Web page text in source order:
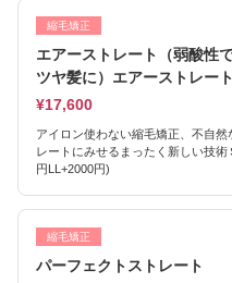
縮毛矯正
エアーストレート（弱酸性
ツヤ髪に）エアーストレー
¥17,600
アイロン使わない縮毛矯正、不自
レートにみせるまったく新しい技
円LL+2000円)
縮毛矯正
パーフェクトストレート